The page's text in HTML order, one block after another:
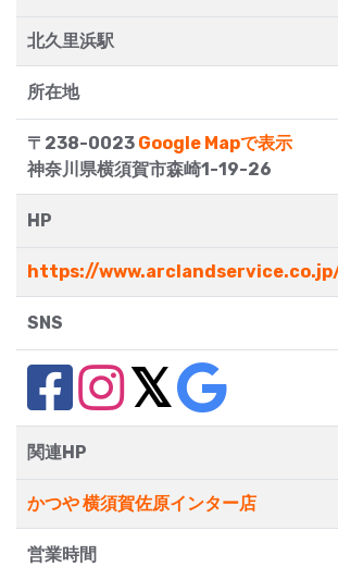
北久里浜駅
所在地
〒238-0023 Google Mapで表示
神奈川県横須賀市森崎1-19-26
HP
https://
SNS
関連HP
かつや 横須賀佐原インター店
営業時間